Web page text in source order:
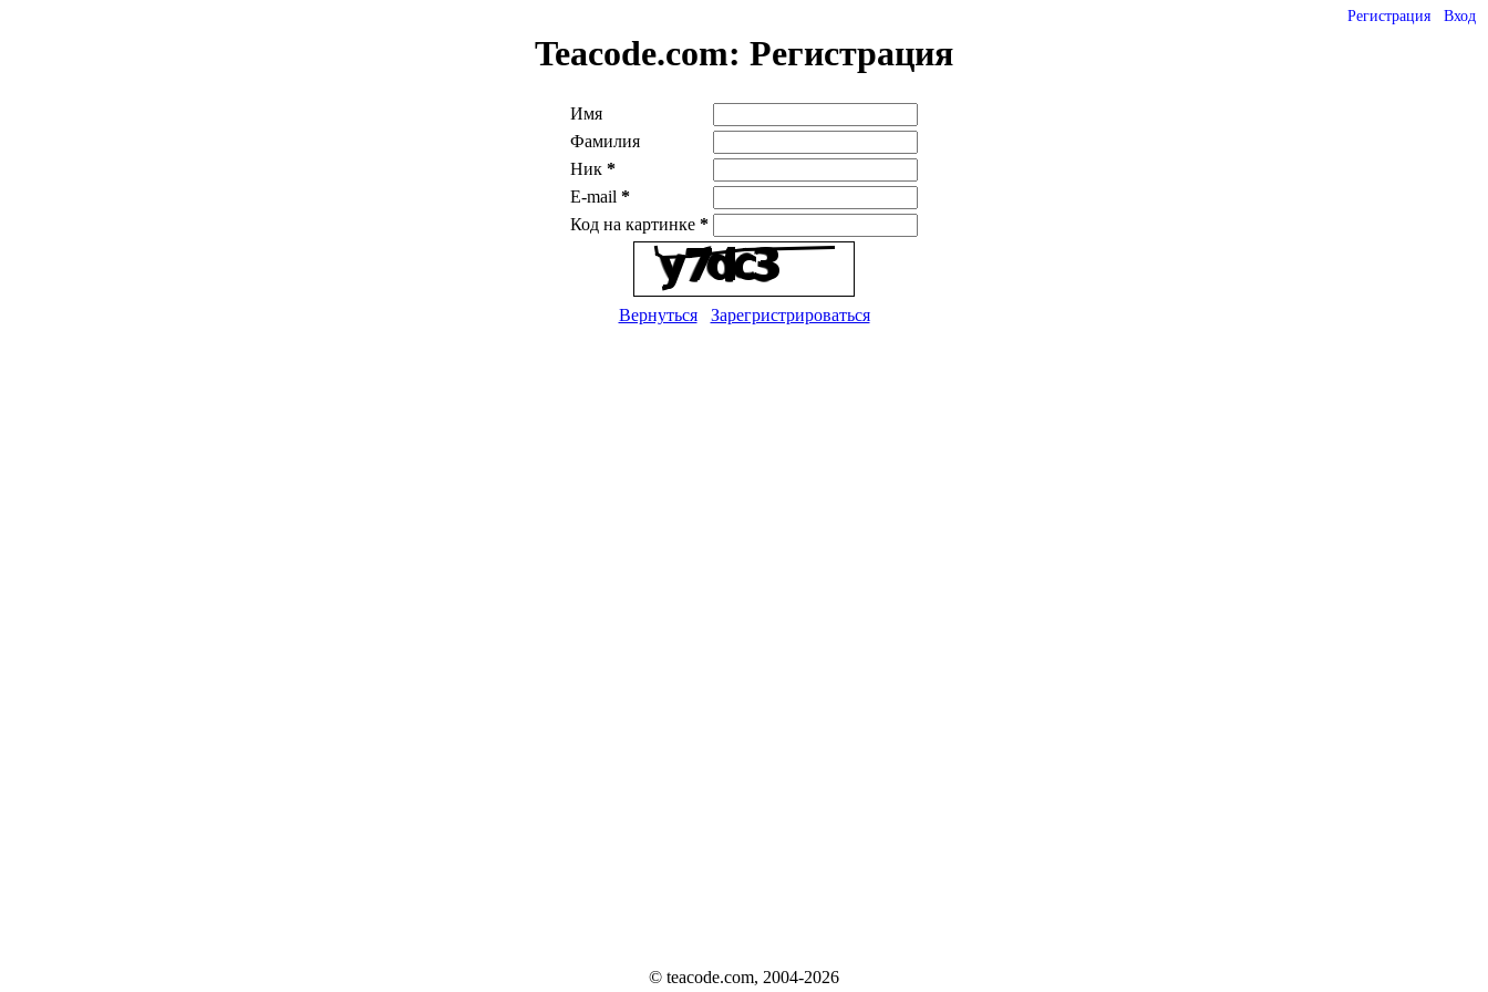
Регистрация Вход
Teacode.com: Регистрация
Имя
Фамилия
Ник *
E-mail *
Код на картинке *
Вернуться Зарегристрироваться
© teacode.com, 2004-2026